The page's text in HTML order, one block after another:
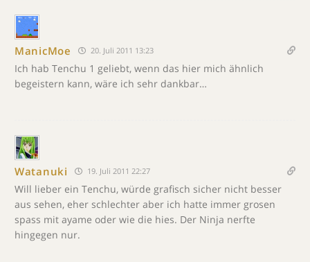
ManicMoe 20. Juli 2011 13:23
Ich hab Tenchu 1 geliebt, wenn das hier mich ähnlich
begeistern kann, wäre ich sehr dankbar…
Watanuki 19. Juli 2011 22:27
Will lieber ein Tenchu, würde grafisch sicher nicht besser
aus sehen, eher schlechter aber ich hatte immer grosen
spass mit ayame oder wie die hies. Der Ninja nerfte
hingegen nur.